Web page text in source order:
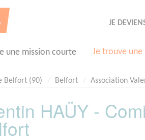
JE
une mission courte Je trouve
Belfort (90) Belfort Association
HAÜY -